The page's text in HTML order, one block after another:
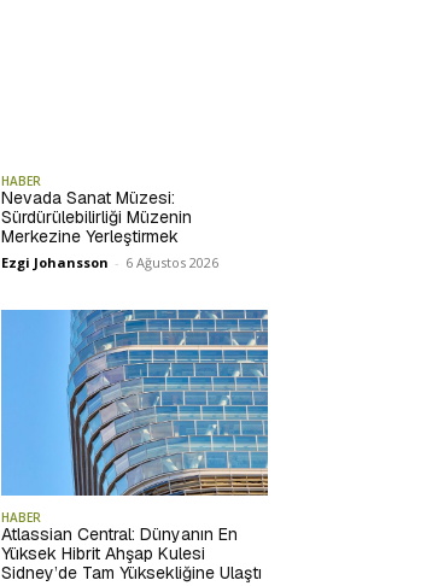
HABER
Nevada Sanat Müzesi:
Sürdürülebilirliği Müzenin
Merkezine Yerleştirmek
Ezgi Johansson - 6 Ağustos 2026
HABER
Atlassian Central: Dünyanın En
Yüksek Hibrit Ahşap Kulesi
Sidney’de Tam Yüksekliğine Ulaştı